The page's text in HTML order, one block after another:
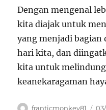
Dengan mengenal
kita diajak untuk
yang menjadi
hari kita, dan
kita untuk
keanekaragaman
Author
franticmonkey81